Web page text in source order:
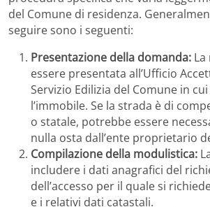
del Comune di residenza.
seguire sono i seguenti:
Presentazione della domanda:
essere presentata all’Ufficio
Servizio Edilizia del Comune in
l’immobile. Se la strada è di
o statale, potrebbe essere
nulla osta dall’ente proprietario
Compilazione della modulistica:
includere i dati anagrafici del
dell’accesso per il quale si
e i relativi dati catastali.